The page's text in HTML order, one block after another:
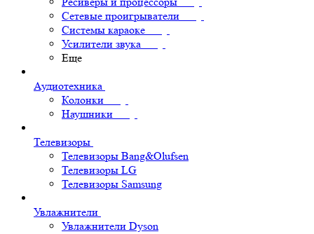
Сетевые проигрыватели
Системы караоке
Усилители звука
Еще
Аудиотехника
Колонки
Наушники
Телевизоры
Телевизоры Bang&Olufsen
Телевизоры LG
Телевизоры Samsung
Увлажнители
Увлажнители Dyson